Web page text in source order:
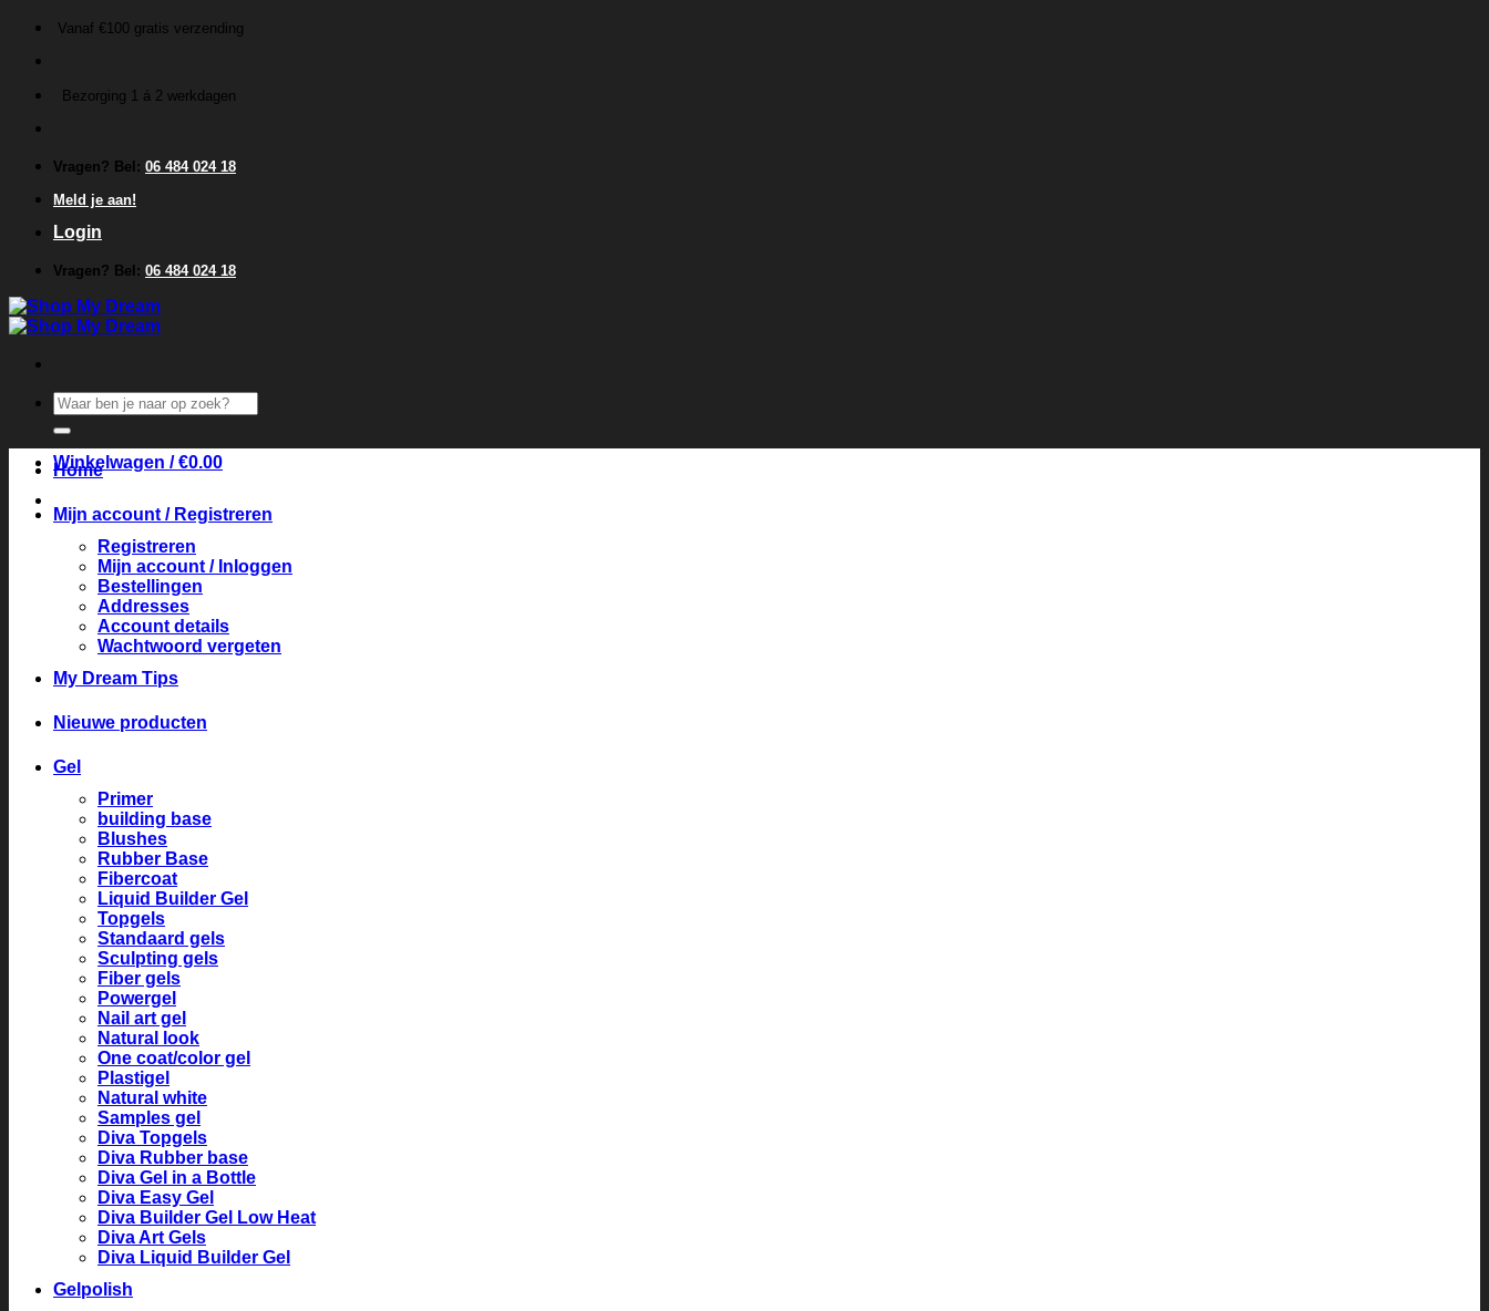
inhoud
Vanaf €100 gratis verzending
Bezorging 1 á 2 werkdagen
Vragen? Bel: 06 484 024 18
Meld je aan!
Login
Vragen? Bel: 06 484 024 18
Zoeken
naar:
Winkelwagen /€0.00
Home
Mijn account / Registreren
Registreren
Mijn account / Inloggen
Bestellingen
Addresses
Account details
Wachtwoord vergeten
My Dream Tips
Nieuwe producten
Gel
Primer
building base
Blushes
Rubber Base
Fibercoat
Liquid Builder Gel
Topgels
Standaard gels
Sculpting gels
Fiber gels
Powergel
Nail art gel
Natural look
One coat/color gel
Plastigel
Natural white
Samples gel
Diva Topgels
Diva Rubber base
Diva Gel in a Bottle
Diva Easy Gel
Diva Builder Gel Low Heat
Diva Art Gels
Diva Liquid Builder Gel
Gelpolish